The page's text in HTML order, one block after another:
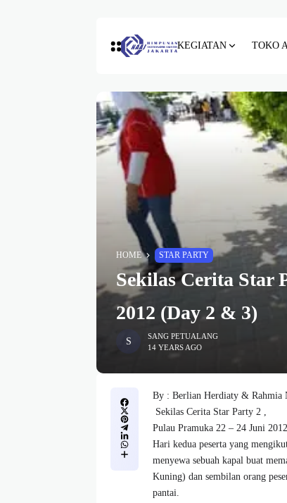
KEGIATAN TOKO
HOME STAR PARTY
Sekilas Cerita Star
2012 (Day 2 & 3)
SANG PETUALANG
14 YEARS AGO
By : Berlian Herdiaty & Rahmia
Sekilas Cerita Star Party 2 ,
Pulau Pramuka 22 – 24 Juni
Hari kedua peserta yang
menyewa sebuah kapal buat
Kuning) dan sembilan orang
pantai.